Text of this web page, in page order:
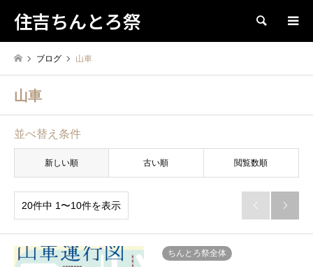
住吉ちんとろ祭 検索
ブログ 山車
山車
並べ替え条件
新しい順 古い順 閲覧数順
20件中 1〜10件を表示  
ちんとろ祭全体